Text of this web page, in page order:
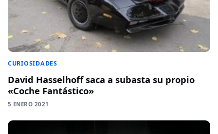
CURIOSIDADES
David Hasselhoff saca a subasta su propio
«Coche Fantástico»
5 ENERO 2021